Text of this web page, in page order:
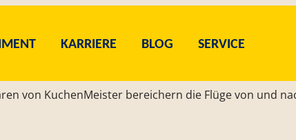
KARRIERE BLOG SERVICE
von KuchenMeister bereichern die Flüge von und